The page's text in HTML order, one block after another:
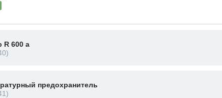
R 600 a
предохранитель